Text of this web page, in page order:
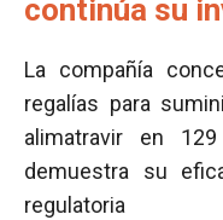
continúa su
La compañía
regalías para
alimatravir en
demuestra su
regulatoria